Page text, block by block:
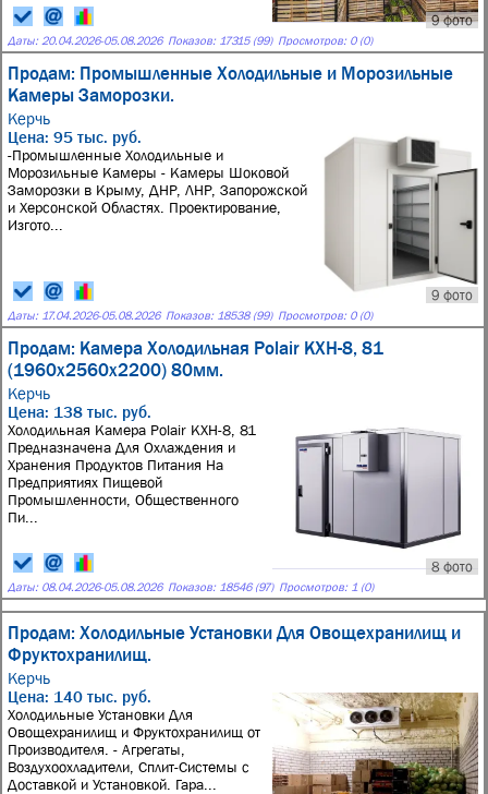
9 фото
Даты: 20.04.2026-05.08.2026 Показов: 17315 (99) Просмотров: 0 (0)
Продам: Промышленные Холодильные и Морозильные
Камеры Заморозки.
Керчь
9 фото
Цена: 95 тыс. руб.
-Промышленные Холодильные и
Морозильные Камеры - Камеры Шоковой
Заморозки в Крыму, ДНР, ЛНР, Запорожской
и Херсонской Областях. Проектирование,
Изгото...
Даты: 17.04.2026-05.08.2026 Показов: 18538 (99) Просмотров: 0 (0)
Продам: Камера Холодильная Polair КХН-8, 81
(1960х2560х2200) 80мм.
Керчь
8 фото
Цена: 138 тыс. руб.
Холодильная Камера Polair КХН-8, 81
Предназначена Для Охлаждения и
Хранения Продуктов Питания На
Предприятиях Пищевой
Промышленности, Общественного
Пи...
Даты: 08.04.2026-05.08.2026 Показов: 18546 (97) Просмотров: 1 (0)
Продам: Холодильные Установки Для Овощехранилищ и
Фруктохранилищ.
Керчь
Цена: 140 тыс. руб.
Холодильные Установки Для
Овощехранилищ и Фруктохранилищ от
Производителя. - Агрегаты,
Воздухоохладители, Сплит-Системы с
Доставкой и Установкой. Гара...